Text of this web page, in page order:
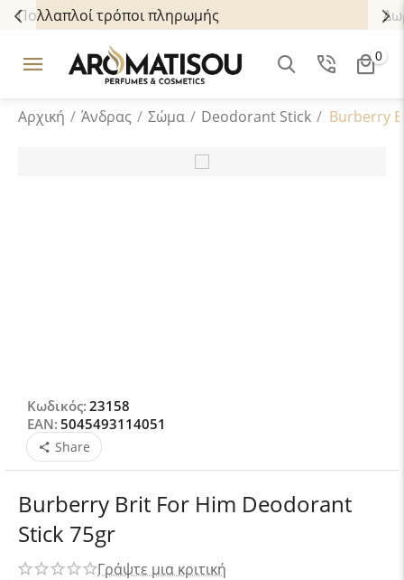
Πολλαπλοί τρόποι πληρωμής
0
Αρχική / Άνδρας / Σώμα / Deodorant Stick / Burberry
EAN: 5045493114051
Κωδικός: 23158
Share
Burberry Brit For Him Deodorant
Stick 75gr
Γράψτε μια κριτική